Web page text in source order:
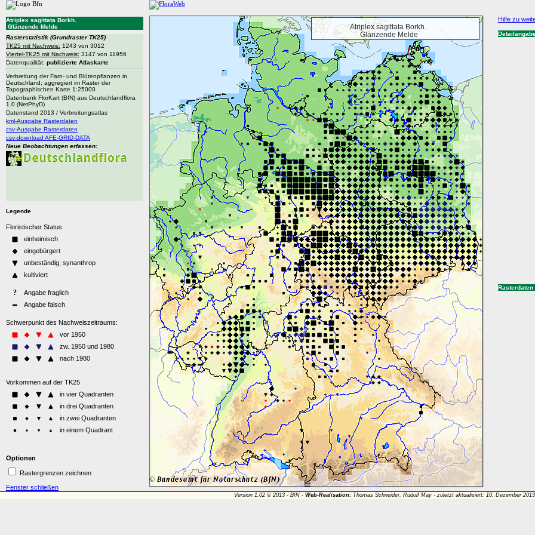
Atriplex sagittata Borkh.
Glänzende Melde
Rasterdaten
Atriplex sagittata Borkh.
Glänzende Melde
Rasterstatistik (Grundraster TK25)
TK25 mit Nachweis: 1243 von 3012
Viertel-TK25 mit Nachweis: 3147 von 11956
Datenqualität: publizierte Atlaskarte
Verbreitung der Farn- und Blütenpflanzen in
Deutschland; aggregiert im Raster der
Topographischen Karte 1:25000
Datenbank FlorKart (BfN) aus Deutschlandflora
1.0 (NetPhyD)
Datenstand 2013 / Verbreitungsatlas
kml-Ausgabe Rasterdaten
csv-Ausgabe Rasterdaten
csv-download AFE-GRID-DATA
Neue Beobachtungen erfassen:
Legende
Optionen
Rastergrenzen zeichnen
Fenster schließen
Hilfe zu
Version 1.02 © 2013 - BfN - Web-Realisation: Thomas Schneider, Rudolf May - zuletzt aktualisiert: 10. Dezember